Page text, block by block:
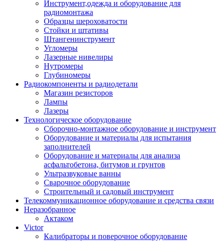
Инструмент,одежда и оборудование для
радиомонтажа
Образцы шероховатости
Стойки и штативы
Штангенинструмент
Угломеры
Лазерные нивелиры
Нутромеры
Глубиномеры
Радиокомпоненты и радиодетали
Магазин резисторов
Лампы
Лазеры
Технологическое оборудование
Сборочно-монтажное оборудование и инструмент
Оборудование и материалы для испытания
заполнителей
Оборудование и материалы для анализа
асфальтобетона, битумов и грунтов
Ультразвуковые ванны
Сварочное оборудование
Строительный и садовый инструмент
Телекоммуникационное оборудование и средства связи
Неразобранное
Актаком
Victor
Калибраторы и поверочное оборудование